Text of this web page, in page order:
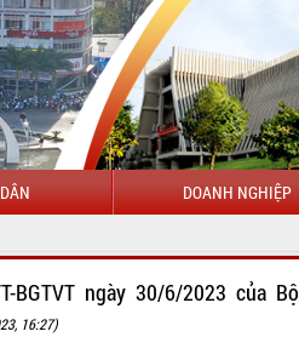
DOANH NGHIỆP
BGTVT ngày 30/6/2023 của Bộ
16:27)